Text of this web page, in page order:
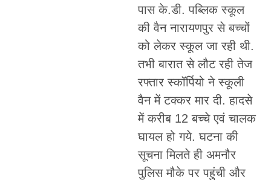
पास के.डी. पब्लिक स्कूल
की वैन नारायणपुर से बच्चों
को लेकर स्कूल जा रही थी.
तभी बारात से लौट रही तेज
रफ्तार स्कॉर्पियो ने स्कूली
वैन में टक्कर मार दी. हादसे
में करीब 12 बच्चे एवं चालक
घायल हो गये. घटना की
सूचना मिलते ही अमनौर
पुलिस मौके पर पहुंची और